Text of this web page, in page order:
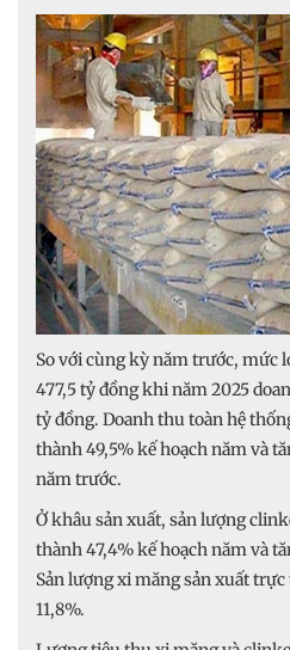
So với cùng kỳ năm trước, mức
477,5 tỷ đồng khi năm 2025
tỷ đồng. Doanh thu toàn hệ
thành 49,5% kế hoạch năm và
năm trước.
Ở khâu sản xuất, sản lượng
thành 47,4% kế hoạch năm và
Sản lượng xi măng sản xuất
11,8%.